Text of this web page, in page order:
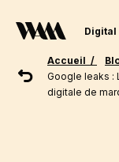
Digital
Accueil /
Google leaks :
digitale de